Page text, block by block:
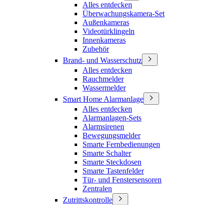
Alles entdecken
Überwachungskamera-Set
Außenkameras
Videotürklingeln
Innenkameras
Zubehör
Brand- und Wasserschutz
Alles entdecken
Rauchmelder
Wassermelder
Smart Home Alarmanlage
Alles entdecken
Alarmanlagen-Sets
Alarmsirenen
Bewegungsmelder
Smarte Fernbedienungen
Smarte Schalter
Smarte Steckdosen
Smarte Tastenfelder
Tür- und Fenstersensoren
Zentralen
Zutrittskontrolle